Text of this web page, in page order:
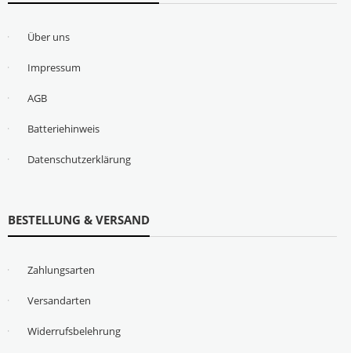
Über uns
Impressum
AGB
Batteriehinweis
Datenschutzerklärung
BESTELLUNG & VERSAND
Zahlungsarten
Versandarten
Widerrufsbelehrung